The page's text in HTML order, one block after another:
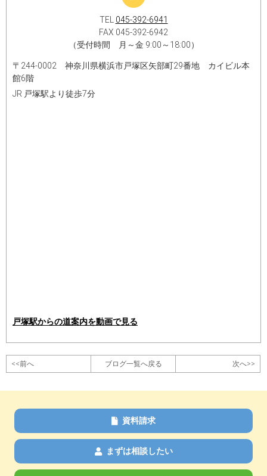
TEL 045-392-6941
FAX 045-392-6942
（受付時間 月～金 9:00～18:00）
〒244-0002 神奈川県横浜市戸塚区矢部町29番地 カイビル本
館6階
JR 戸塚駅より徒歩7分
戸塚駅からの道案内を動画で見る
<<前へ ブログ一覧へ戻る 次へ>>
資料請求
まずは相談したい